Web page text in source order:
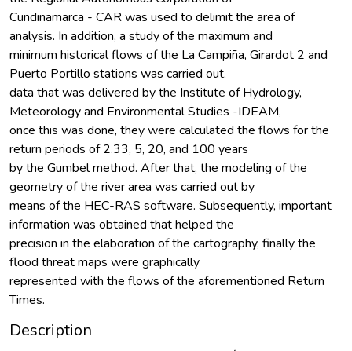
Cundinamarca - CAR was used to delimit the area of
analysis. In addition, a study of the maximum and
minimum historical flows of the La Campiña, Girardot 2 and
Puerto Portillo stations was carried out,
data that was delivered by the Institute of Hydrology,
Meteorology and Environmental Studies -IDEAM,
once this was done, they were calculated the flows for the
return periods of 2.33, 5, 20, and 100 years
by the Gumbel method. After that, the modeling of the
geometry of the river area was carried out by
means of the HEC-RAS software. Subsequently, important
information was obtained that helped the
precision in the elaboration of the cartography, finally the
flood threat maps were graphically
represented with the flows of the aforementioned Return
Times.
Description